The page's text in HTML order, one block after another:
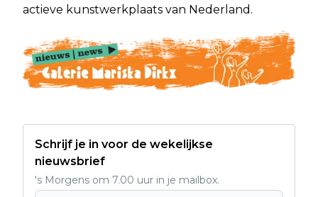
actieve kunstwerkplaats van Nederland.
Schrijf je in voor de wekelijkse
nieuwsbrief
's Morgens om 7.00 uur in je mailbox.